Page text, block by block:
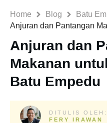
Home Blog
Batu
Anjuran dan
Makanan
Batu Empedu
DITULIS OLEH:
FERY IRAWAN